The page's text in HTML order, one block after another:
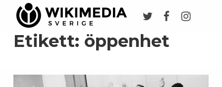
Etikett: öppenhet